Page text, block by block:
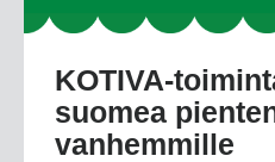
KOTIVA-
suomea
vanhemmille